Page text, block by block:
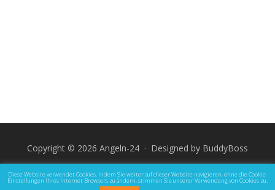
Copyright © 2026 Angeln-24 · Designed by BuddyBoss
Impressum Datenschutz und Rechtliche Hinweise
Diese Website verwendet Cookies. Indem Sie weiter auf dieser Website navigieren, ohne die Cookie-
Einstellungen Ihres Internet Browsers zu ändern, stimmen Sie unserer Verwendung von Cookies zu.